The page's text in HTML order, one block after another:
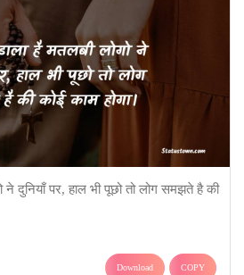
दुनियाँ पर, हाल भी पूछो तो लोग समझते है की
Download COPY